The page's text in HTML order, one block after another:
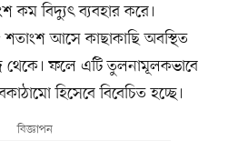
কম বিদ্যুৎ ব্যবহার করে।
শতাংশ আসে কাছাকাছি অবস্থিত
থেকে। ফলে এটি তুলনামূলকভাবে
হিসেবে বিবেচিত হচ্ছে।